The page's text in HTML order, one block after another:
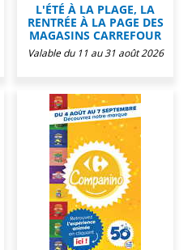
L'ÉTÉ À LA PLAGE, LA
RENTRÉE À LA PAGE DES
MAGASINS CARREFOUR
Valable du 11 au 31 août 2026